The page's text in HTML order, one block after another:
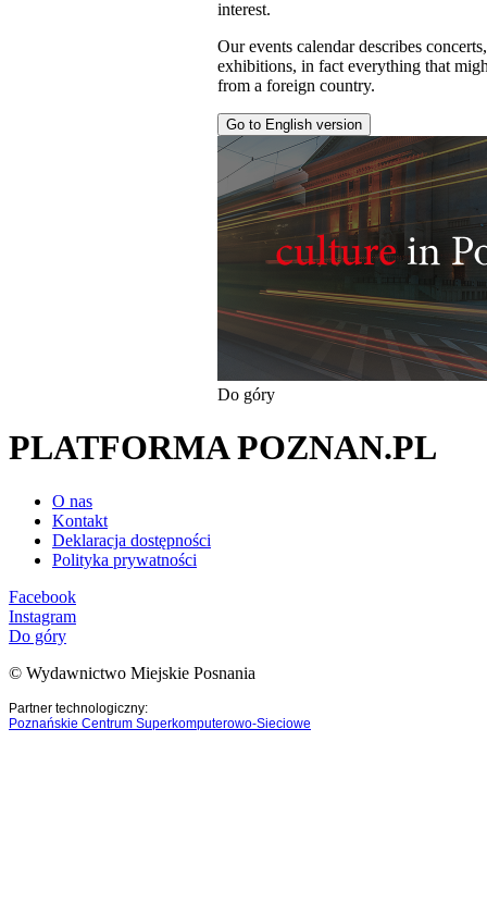
interest.
Our events calendar describes
exhibitions, in fact everything that
from a foreign country.
Go to English version
Do góry
PLATFORMA POZNAN.PL
O nas
Kontakt
Deklaracja dostępności
Polityka prywatności
Facebook
Instagram
Do góry
© Wydawnictwo Miejskie Posnania
Partner technologiczny:
Poznańskie Centrum Superkomputerowo-Sieciowe